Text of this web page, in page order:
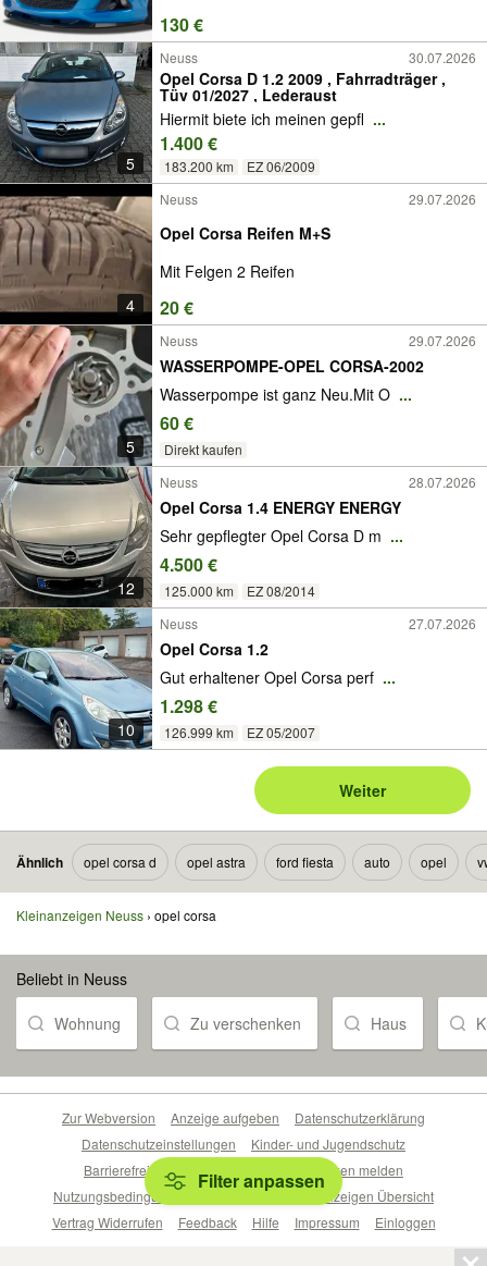
130 €
5
Neuss 30.07.2026
Opel Corsa D 1.2 2009 , Fahrradträger ,
Tüv 01/2027 , Lederaust
Hiermit biete ich meinen gepfl ...
1.400 €
183.200 km EZ 06/2009
4
Neuss 29.07.2026
Opel Corsa Reifen M+S
Mit Felgen 2 Reifen
20 €
5
Neuss 29.07.2026
WASSERPOMPE-OPEL CORSA-2002
Wasserpompe ist ganz Neu.Mit O ...
60 €
Direkt kaufen
12
Neuss 28.07.2026
Opel Corsa 1.4 ENERGY ENERGY
Sehr gepflegter Opel Corsa D m ...
4.500 €
125.000 km EZ 08/2014
10
Neuss 27.07.2026
Opel Corsa 1.2
Gut erhaltener Opel Corsa perf ...
1.298 €
126.999 km EZ 05/2007
Weiter
Ähnlich opel corsa d opel astra ford fiesta auto opel
Kleinanzeigen Neuss opel corsa
Beliebt in Neuss
Wohnung Zu verschenken Haus
Filter anpassen
Zur Webversion Anzeige aufgeben
Datenschutzerklärung
Datenschutzeinstellungen
Kinder- und Jugendschutz
Barrierefreiheitserklärung
Sicherheitslücken melden
Nutzungsbedingungen
Beliebte Suchen
Anzeigen Übersicht
Vertrag Widerrufen
Feedback Hilfe Impressum Einloggen